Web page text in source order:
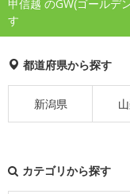
甲信越 のGW(ゴールデ
す
都道府県から探す
新潟県
カテゴリから探す